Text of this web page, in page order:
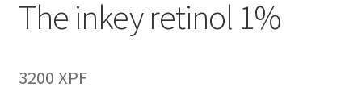
The inkey retinol 1%
3200 XPF